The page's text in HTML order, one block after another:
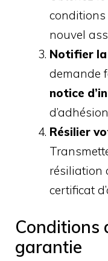
nouvel
Notifier la
demande
notice
Résilier
résiliation
certificat
Conditions
garantie